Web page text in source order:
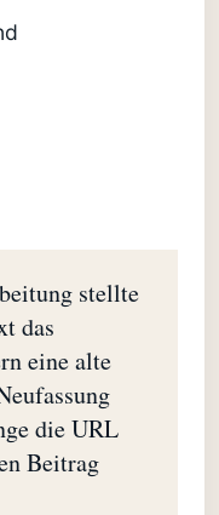
stellte
das
eine alte
die URL
Beitrag